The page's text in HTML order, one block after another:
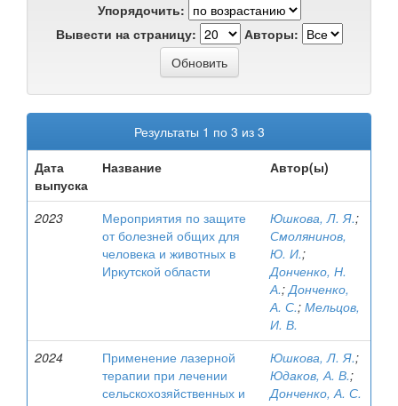
Упорядочить:
Вывести на страницу:
Авторы:
Результаты 1 по 3 из 3
Дата
выпуска
Название Автор(ы)
2023
Мероприятия по защите
от болезней общих для
человека и животных в
Иркутской области
Юшкова, Л. Я.;
Смолянинов,
Ю. И.;
Донченко, Н.
А.;Донченко,
А. С.; Мельцов,
И. В.
2024
Применение лазерной
терапии при лечении
сельскохозяйственных и
Юшкова, Л. Я.;
Юдаков, А. В.;
Донченко, А. С.